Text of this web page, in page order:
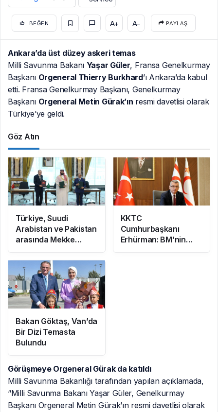
BEĞEN A+ A- PAYLAŞ
Ankara’da üst düzey askeri temas
Milli Savunma Bakanı Yaşar Güler, Fransa Genelkurmay
Başkanı Orgeneral Thierry Burkhard’ı Ankara’da kabul
etti. Fransa Genelkurmay Başkanı, Genelkurmay
Başkanı Orgeneral Metin Gürak’ın resmi davetlisi olarak
Türkiye’ye geldi.
Göz Atın
Türkiye, Suudi
Arabistan ve Pakistan
arasında Mekke
Ortak Savunma
Anlaşması imzalandı
KKTC
Cumhurbaşkanı
Erhürman: BM’nin
Mayın Temizleme
Bakan Göktaş, Van’da
Bir Dizi Temasta
Bulundu
Görüşmeye Orgeneral Gürak da katıldı
Milli Savunma Bakanlığı tarafından yapılan açıklamada,
“Milli Savunma Bakanı Yaşar Güler, Genelkurmay
Başkanı Orgeneral Metin Gürak’ın resmi davetlisi olarak